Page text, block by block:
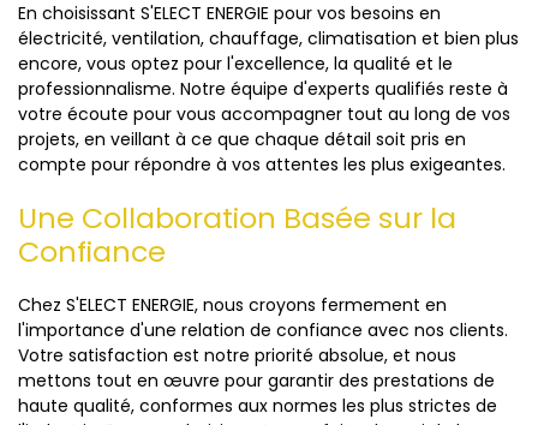
En choisissant S'ELECT ENERGIE pour vos besoins en
électricité, ventilation, chauffage, climatisation et bien plus
encore, vous optez pour l'excellence, la qualité et le
professionnalisme. Notre équipe d'experts qualifiés reste à
votre écoute pour vous accompagner tout au long de vos
projets, en veillant à ce que chaque détail soit pris en
compte pour répondre à vos attentes les plus exigeantes.
Une Collaboration Basée sur la
Confiance
Chez S'ELECT ENERGIE, nous croyons fermement en
l'importance d'une relation de confiance avec nos clients.
Votre satisfaction est notre priorité absolue, et nous
mettons tout en œuvre pour garantir des prestations de
haute qualité, conformes aux normes les plus strictes de